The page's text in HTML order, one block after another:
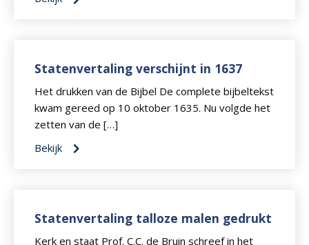
Statenvertaling verschijnt in 1637
Het drukken van de Bijbel De complete bijbeltekst
kwam gereed op 10 oktober 1635. Nu volgde het
zetten van de […]
Bekijk
Statenvertaling talloze malen gedrukt
Kerk en staat Prof. C.C. de Bruin schreef in het